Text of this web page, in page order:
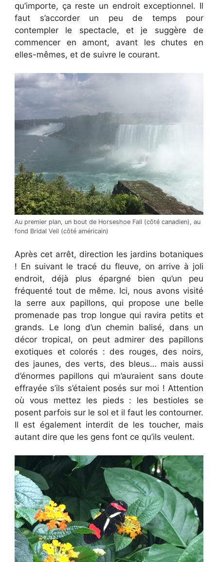
qu’importe, ça reste un endroit exceptionnel. Il
faut s’accorder un peu de temps pour
contempler le spectacle, et je suggère de
commencer en amont, avant les chutes en
elles-mêmes, et de suivre le courant.
Au premier plan, un bout de Horseshoe Fall (côté canadien), au
fond Bridal Veil (côté américain)
Après cet arrêt, direction les jardins botaniques
! En suivant le tracé du fleuve, on arrive à joli
endroit, déjà plus épargné bien qu’un peu
fréquenté tout de même. Ici, nous avons visité
la serre aux papillons, qui propose une belle
promenade pas trop longue qui ravira petits et
grands. Le long d’un chemin balisé, dans un
décor tropical, on peut admirer des papillons
exotiques et colorés : des rouges, des noirs,
des jaunes, des verts, des bleus… mais aussi
d’énormes papillons qui m’auraient sans doute
effrayée s’ils s’étaient posés sur moi ! Attention
où vous mettez les pieds : les bestioles se
posent parfois sur le sol et il faut les contourner.
Il est également interdit de les toucher, mais
autant dire que les gens font ce qu’ils veulent.